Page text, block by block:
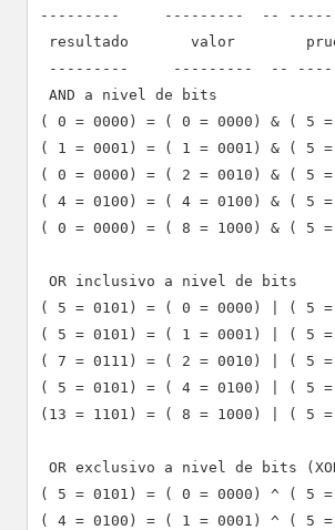
---------     ---------  --
resultado       valor
---------     ---------  --
AND a nivel de bits
( 0 = 0000) = ( 0 = 0000) & ( 5 =
( 1 = 0001) = ( 1 = 0001) & ( 5 =
( 0 = 0000) = ( 2 = 0010) & ( 5 =
( 4 = 0100) = ( 4 = 0100) & ( 5 =
( 0 = 0000) = ( 8 = 1000) & ( 5 =
OR inclusivo a nivel de bits
( 5 = 0101) = ( 0 = 0000) | ( 5 =
( 5 = 0101) = ( 1 = 0001) | ( 5 =
( 7 = 0111) = ( 2 = 0010) | ( 5 =
( 5 = 0101) = ( 4 = 0100) | ( 5 =
(13 = 1101) = ( 8 = 1000) | ( 5 =
OR exclusivo a nivel de bits
( 5 = 0101) = ( 0 = 0000) ^ ( 5 =
( 4 = 0100) = ( 1 = 0001) ^ ( 5 =